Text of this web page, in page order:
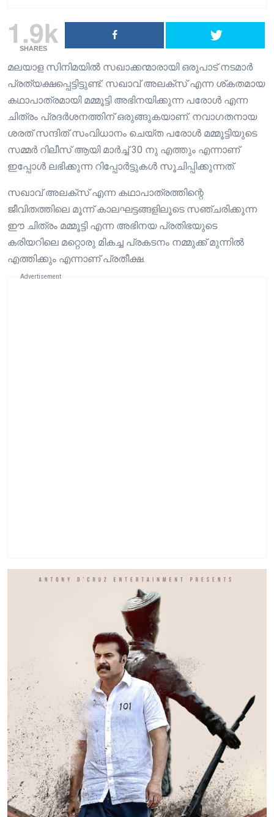
1.9k
SHARES
മലയാള സിനിമയിൽ സഖാക്കന്മാരായി ഒരുപാട് നടമാർ
പ്രത്യക്ഷപ്പെട്ടിട്ടുണ്ട്. സഖാവ് അലക്സ് എന്ന ശ്കതമായ
കഥാപാത്രമായി മമ്മൂട്ടി അഭിനയിക്കുന്ന പരോൾ എന്ന
ചിത്രം പ്രദർശനത്തിന് ഒരുങ്ങുകയാണ്. നവാഗതനായ
ശരത് സന്ദിത് സംവിധാനം ചെയ്ത പരോൾ മമ്മൂട്ടിയുടെ
സമ്മർ റിലീസ് ആയി മാർച്ച് 30 നു എത്തും എന്നാണ്
ഇപ്പോൾ ലഭിക്കുന്ന റിപ്പോർട്ടുകൾ സൂചിപ്പിക്കുന്നത്.
സഖാവ് അലക്സ് എന്ന കഥാപാത്രത്തിന്റെ
ജീവിതത്തിലെ മൂന്ന് കാലഘട്ടങ്ങളിലൂടെ സഞ്ചരിക്കുന്ന
ഈ ചിത്രം മമ്മൂട്ടി എന്ന അഭിനയ പ്രതിഭയുടെ
കരിയറിലെ മറ്റൊരു മികച്ച പ്രകടനം നമ്മുക്ക് മുന്നിൽ
എത്തിക്കും എന്നാണ് പ്രതീക്ഷ.
Advertisement